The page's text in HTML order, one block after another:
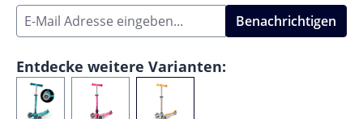
Benachrichtigen
Entdecke weitere Varianten: